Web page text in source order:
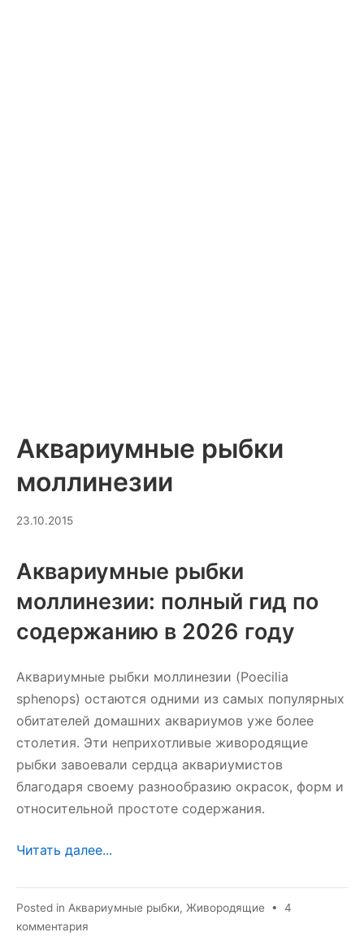
Аквариумные рыбки
моллинезии
23.10.201520.03.2026
Аквариумные рыбки
моллинезии: полный гид по
содержанию в 2026 году
Аквариумные рыбки моллинезии (Poecilia
sphenops) остаются одними из самых популярных
обитателей домашних аквариумов уже более
столетия. Эти неприхотливые живородящие
рыбки завоевали сердца аквариумистов
благодаря своему разнообразию окрасок, форм и
относительной простоте содержания.
Читать далее...
Posted in Аквариумные рыбки, Живородящие • 4
комментария